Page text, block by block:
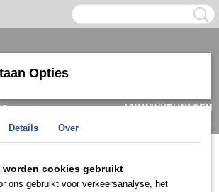
UW WINKELWAGEN
(0)
Versus Versace > Heren >Versace Versus
VSPHJ1421 Bicocca
Opties
Details Over
worden cookies gebruikt
ons gebruikt voor verkeersanalyse, het